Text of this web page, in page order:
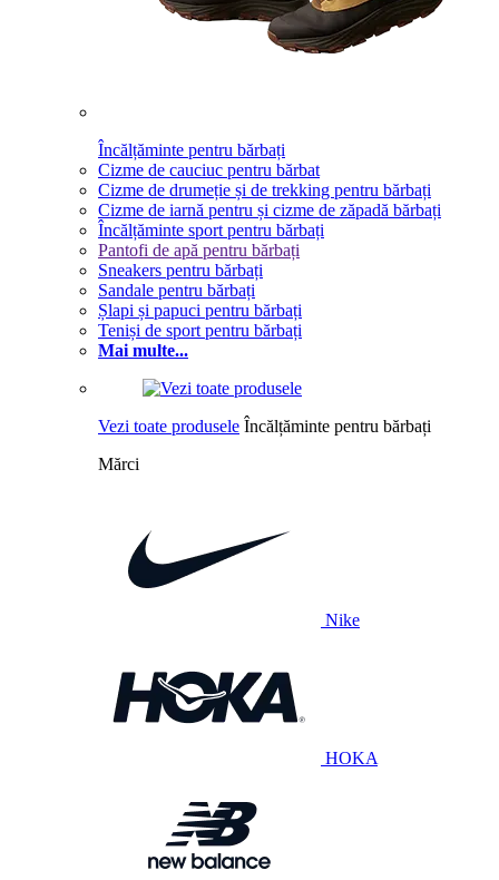
Încălțăminte pentru bărbați
Cizme de cauciuc pentru bărbat
Cizme de drumeție și de trekking pentru bărbați
Cizme de iarnă pentru și cizme de zăpadă bărbați
Încălțăminte sport pentru bărbați
Pantofi de apă pentru bărbați
Sneakers pentru bărbați
Sandale pentru bărbați
Șlapi și papuci pentru bărbați
Teniși de sport pentru bărbați
Mai multe...
Vezi toate produsele Încălțăminte pentru bărbați
Mărci
Nike
HOKA